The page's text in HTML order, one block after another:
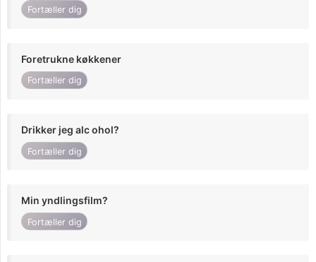
Fortæller dig
Foretrukne køkkener
Fortæller dig
Drikker jeg alc ohol?
Fortæller dig
Min yndlingsfilm?
Fortæller dig